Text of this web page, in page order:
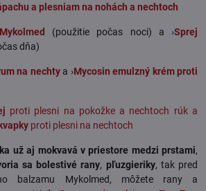
a plesniam na nohách a nechtoch
(použitie počas noci) a ›Sprej
dňa)
na nechtya ›Mycosin emulzný krém proti
proti plesni na pokožke a nechtoch rúk a
proti plesni na nechtoch
už aj mokvavá v priestore medzi prstami,
sa bolestivé rany, pľuzgieriky, tak pred
balzamu Mykolmed, môžete rany a